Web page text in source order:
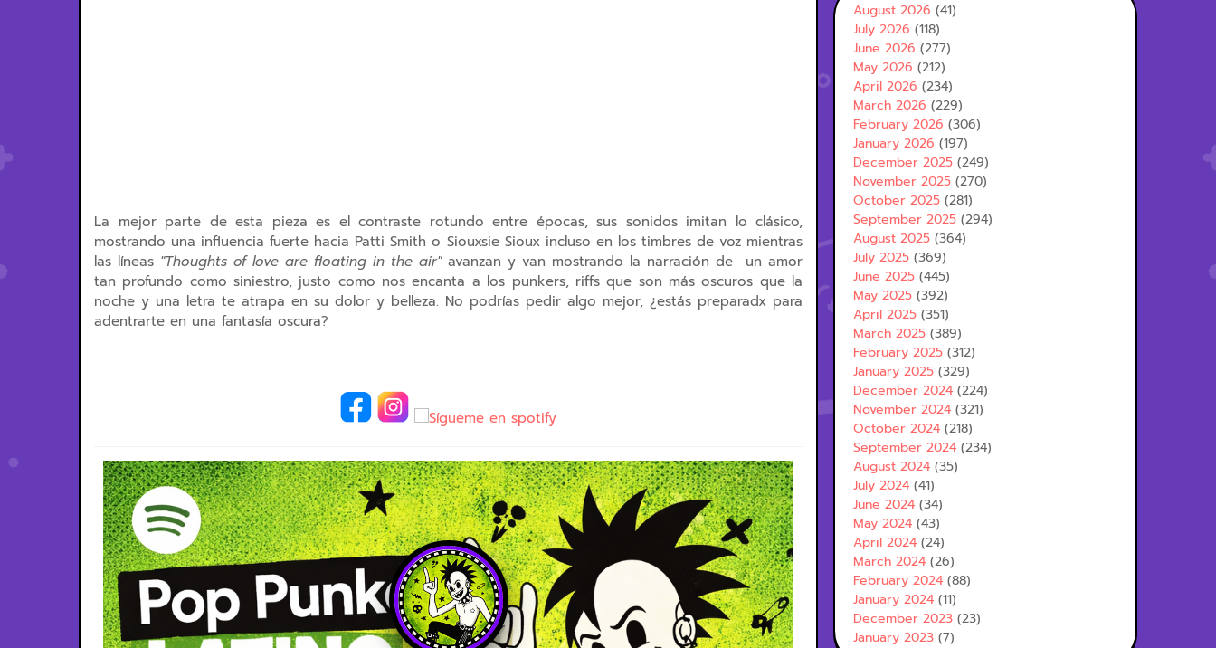
La mejor parte de esta pieza es el contraste rotundo entre épocas, sus sonidos imitan lo clásico,
mostrando una influencia fuerte hacia Patti Smith o Siouxsie Sioux incluso en los timbres de voz mientras
las líneas "Thoughts of love are floating in the air" avanzan y van mostrando la narración de un amor
tan profundo como siniestro, justo como nos encanta a los punkers, riffs que son más oscuros que la
noche y una letra te atrapa en su dolor y belleza. No podrías pedir algo mejor, ¿estás preparadx para
adentrarte en una fantasía oscura?
August 2026 (41)
July 2026 (118)
June 2026 (277)
May 2026 (212)
April 2026 (234)
March 2026 (229)
February 2026 (306)
January 2026 (197)
December 2025 (249)
November 2025 (270)
October 2025 (281)
September 2025 (294)
August 2025 (364)
July 2025 (369)
June 2025 (445)
May 2025 (392)
April 2025 (351)
March 2025 (389)
February 2025 (312)
January 2025 (329)
December 2024 (224)
November 2024 (321)
October 2024 (218)
September 2024 (234)
August 2024 (35)
July 2024 (41)
June 2024 (34)
May 2024 (43)
April 2024 (24)
March 2024 (26)
February 2024 (88)
January 2024 (11)
December 2023 (23)
January 2023 (7)